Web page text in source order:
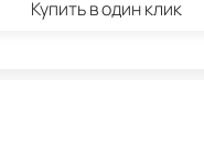
Купить в один клик